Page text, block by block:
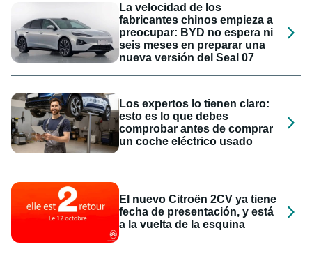
La velocidad de los
fabricantes chinos empieza a
preocupar: BYD no espera ni
seis meses en preparar una
nueva versión del Seal 07
Los expertos lo tienen claro:
esto es lo que debes
comprobar antes de comprar
un coche eléctrico usado
El nuevo Citroën 2CV ya tiene
fecha de presentación, y está
a la vuelta de la esquina